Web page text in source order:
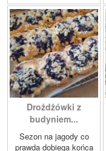
Drożdżówki z
budyniem...
Sezon na jagody co
prawda dobiega końca